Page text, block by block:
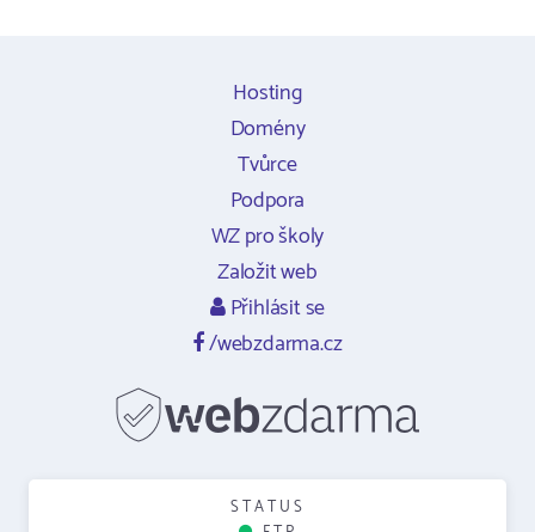
Hosting
Domény
Tvůrce
Podpora
WZ pro školy
Založit web
Přihlásit se
/webzdarma.cz
STATUS